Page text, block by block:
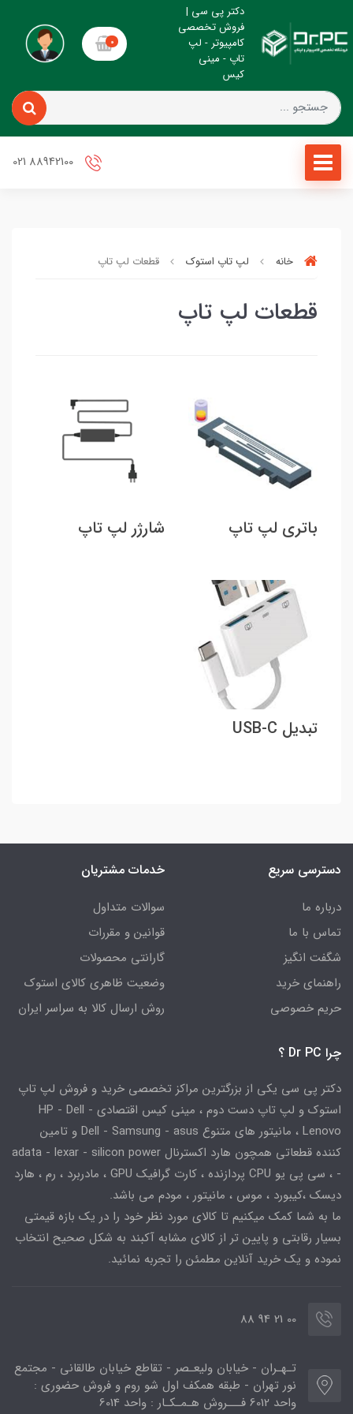
دکتر پی سی |
فروش تخصصی
کامپیوتر - لپ
تاپ - مینی
کیس
0
خانه لپ تاپ استوک قطعات لپ تاپ
قطعات لپ تاپ
باتری لپ تاپ شارژر لپ تاپ
تبدیل USB-C
دسترسی سریع
درباره ما
تماس با ما
شگفت انگیز
راهنمای خرید
حریم خصوصی
خدمات مشتریان
سوالات متداول
قوانین و مقررات
گارانتی محصولات
وضعیت ظاهری کالای استوک
روش ارسال کالا به سراسر ایران
چرا Dr PC ؟
دکتر پی سی یکی از بزرگترین مراکز تخصصی خرید و فروش لپ تاپ
استوک و لپ تاپ دست دوم ، مینی کیس اقتصادی HP - Dell -
Lenovo ، مانیتور های متنوع Dell - Samsung - asus و تامین
کننده قطعاتی همچون هارد اکسترنال adata - lexar - silicon power
- ، سی پی یو CPU پردازنده ، کارت گرافیک GPU ، مادربرد ، رم ، هارد
دیسک ،کیبورد ، موس ، مانیتور ، مودم می باشد.
ما به شما کمک میکنیم تا کالای مورد نظر خود را در یک بازه قیمتی
بسیار رقابتی و پایین تر از کالای مشابه آکبند به شکل صحیح انتخاب
نموده و یک خرید آنلاین مطمئن را تجربه نمائید.
00 21 94 88
تـهـران - خیابان ولیعـصر - تقاطع خیابان طالقانی - مجتمع
نور تهران - طبقه همکف اول شو روم و فروش حضوری :
واحد 6012 فـــروش هـمـکـار : واحد 6014